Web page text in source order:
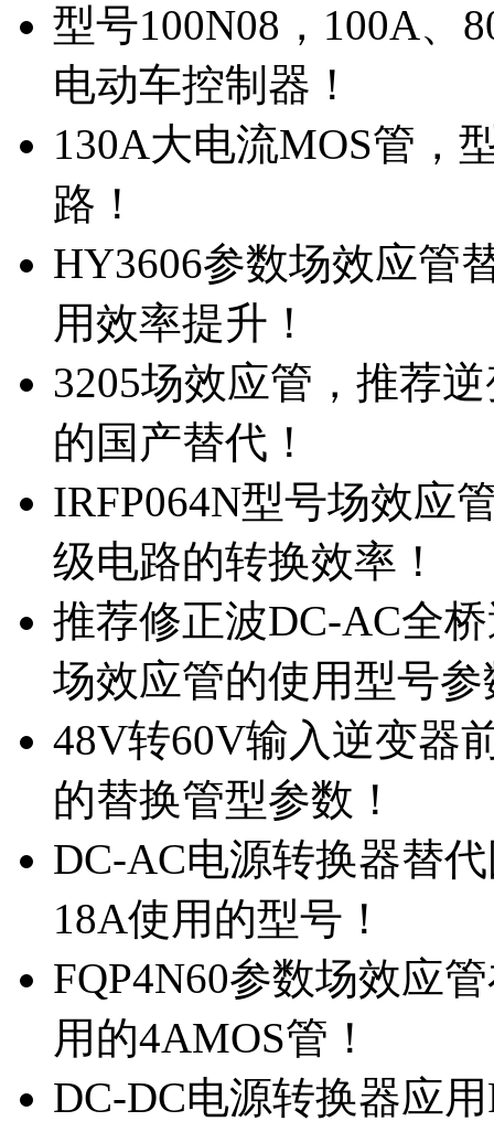
型号100N08，100A、
电动车控制器！
130A大电流MOS管，
路！
HY3606参数场效应管
用效率提升！
3205场效应管，推荐
的国产替代！
IRFP064N型号场效应
级电路的转换效率！
推荐修正波DC-AC全
场效应管的使用型号参
48V转60V输入逆变器
的替换管型参数！
DC-AC电源转换器替
18A使用的型号！
FQP4N60参数场效应
用的4AMOS管！
DC-DC电源转换器应